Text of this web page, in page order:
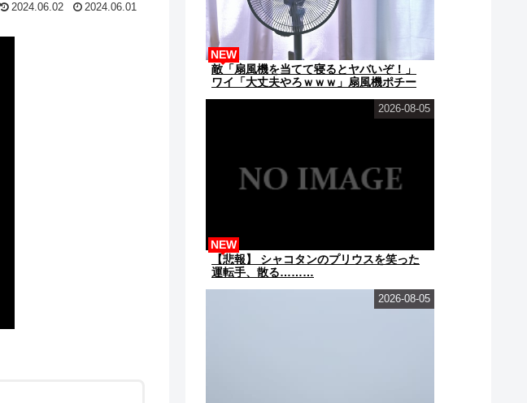
2024.06.02 2024.06.01
敵「扇風機を当てて寝るとヤバいぞ！」
ワイ「大丈夫やろｗｗｗ」扇風機ポチー
NEW
【悲報】 シャコタンのプリウスを笑った
運転手、散る………
NEW
2026-08-05
2026-08-05